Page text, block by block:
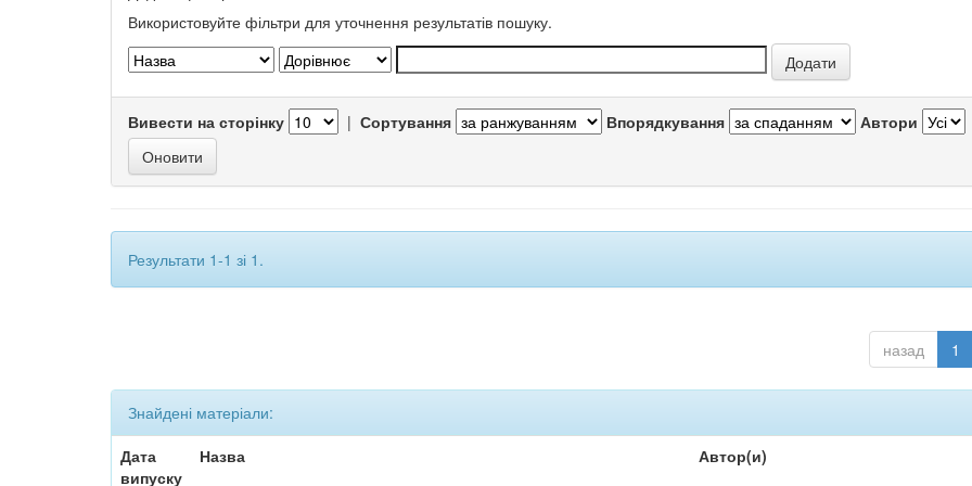
Використовуйте фільтри для уточнення результатів пошуку.
Вивести на сторінку | Сортування Впорядкування Автори
Результати 1-1 зі 1.
назад 1
Знайдені матеріали:
Дата
випуску
Назва Автор(и)